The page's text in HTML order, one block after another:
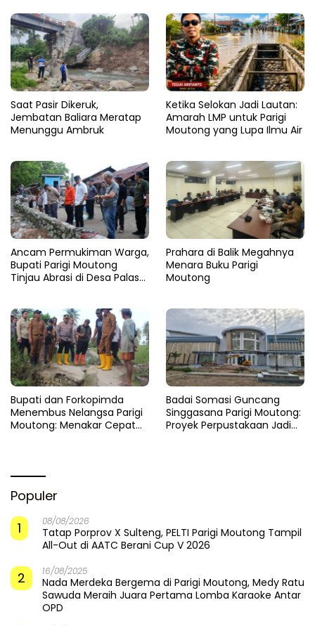
Saat Pasir Dikeruk,
Jembatan Baliara Meratap
Menunggu Ambruk
Ketika Selokan Jadi Lautan:
Amarah LMP untuk Parigi
Moutong yang Lupa Ilmu Air
Ancam Permukiman Warga,
Bupati Parigi Moutong
Tinjau Abrasi di Desa Palasa
Prahara di Balik Megahnya
Menara Buku Parigi
Moutong
​Bupati dan Forkopimda
Menembus Nelangsa Parigi
Moutong: Menakar Cepat
Badai Somasi Guncang
Singgasana Parigi Moutong:
Proyek Perpustakaan Jadi
Populer
1
08/08/2026
Tatap Porprov X Sulteng, PELTI Parigi Moutong Tampil
All-Out di AATC Berani Cup V 2026
2 16/08/2025
Nada Merdeka Bergema di Parigi Moutong, Medy Ratu
Sawuda Meraih Juara Pertama Lomba Karaoke Antar
OPD